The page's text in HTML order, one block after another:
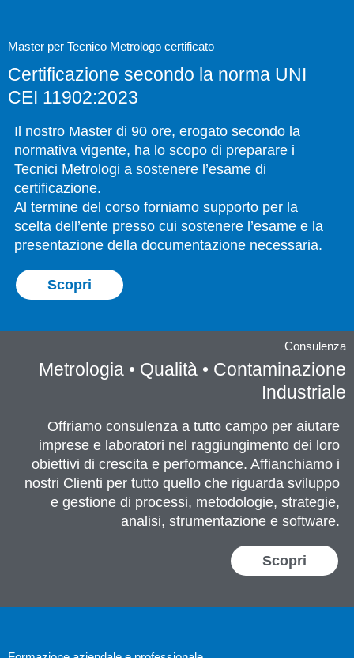
Master per Tecnico Metrologo certificato
Certificazione secondo la norma UNI
CEI 11902:2023
Il nostro Master di 90 ore, erogato secondo la
normativa vigente, ha lo scopo di preparare i
Tecnici Metrologi a sostenere l’esame di
certificazione.
Al termine del corso forniamo supporto per la
scelta dell’ente presso cui sostenere l’esame e la
presentazione della documentazione necessaria.
Scopri
Consulenza
Metrologia • Qualità • Contaminazione
Industriale
Offriamo consulenza a tutto campo per aiutare
imprese e laboratori nel raggiungimento dei loro
obiettivi di crescita e performance. Affianchiamo i
nostri Clienti per tutto quello che riguarda sviluppo
e gestione di processi, metodologie, strategie,
analisi, strumentazione e software.
Scopri